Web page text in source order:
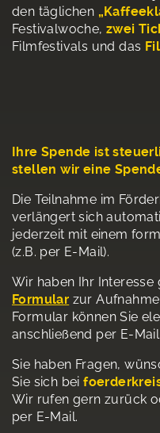
den täglichen
Festivalwoche,zwei
Filmfestivals und das
Ihre Spende ist
stellen wir eine
Die Teilnahme im
verlängert sich
jederzeit mit einem
(z.B. per E-Mail).
Wir haben Ihr Interesse
Formular zur
Formular können Sie
anschließend per E-
Sie haben Fragen,
Sie sich bei
Wir rufen gern zurück
per E-Mail.